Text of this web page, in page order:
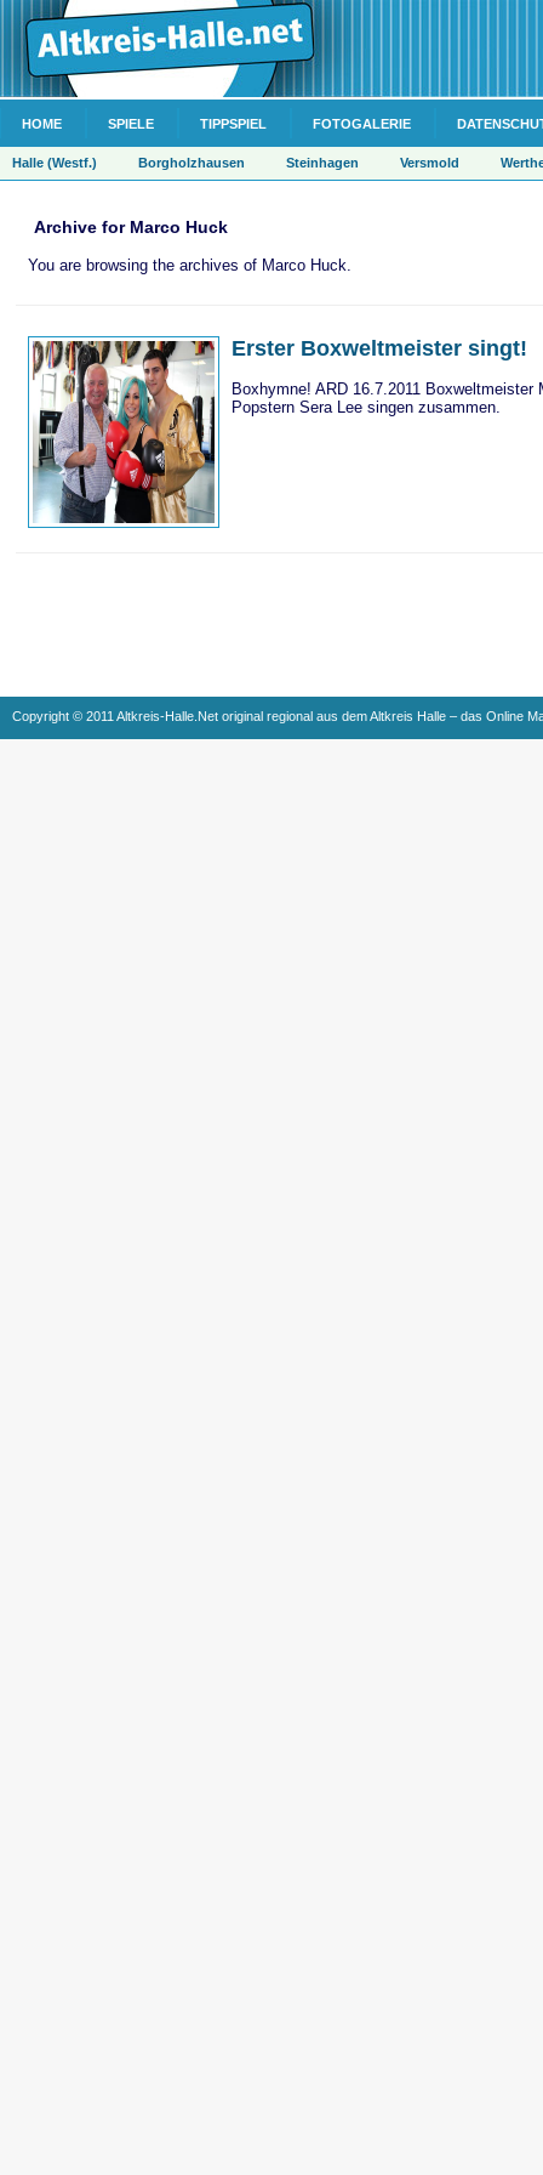
HOME SPIELE TIPPSPIEL FOTOGALERIE
Halle (Westf.) Borgholzhausen Steinhagen Versmold
Archive for Marco Huck
You are browsing the archives of Marco Huck.
Erster Boxweltmeister singt!
Boxhymne! ARD 16.7.2011 Boxweltmeister
Popstern Sera Lee singen zusammen.
Copyright © 2011 Altkreis-Halle.Net original regional aus dem Altkreis Halle – das Online